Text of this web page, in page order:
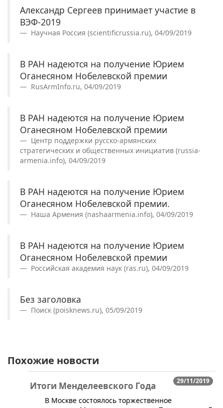
Александр Сергеев принимает участие в
ВЭФ-2019
Научная Россия (scientificrussia.ru), 04/09/2019
В РАН надеются на получение Юрием
Оганесяном Нобелевской премии
RusArmInfo.ru, 04/09/2019
В РАН надеются на получение Юрием
Оганесяном Нобелевской премии
Центр поддержки русско-армянских
стратегических и общественных инициатив (russia-
armenia.info), 04/09/2019
В РАН надеются на получение Юрием
Оганесяном Нобелевской премии.
Наша Армения (nashaarmenia.info), 04/09/2019
В РАН надеются на получение Юрием
Оганесяном Нобелевской премии
Российская академия наук (ras.ru), 04/09/2019
Без заголовка
Поиск (poisknews.ru), 05/09/2019
Похожие новости
29/11/2019
Итоги Менделеевского Года
В Москве состоялось торжественное